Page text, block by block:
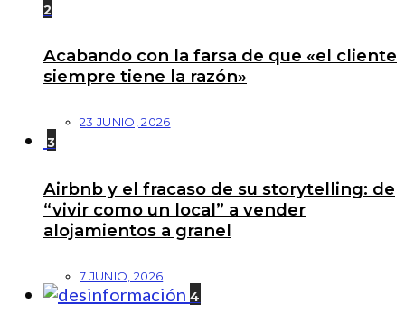
2
Acabando con la farsa de que «el cliente
siempre tiene la razón»
23 JUNIO, 2026
3
Airbnb y el fracaso de su storytelling: de
“vivir como un local” a vender
alojamientos a granel
7 JUNIO, 2026
4